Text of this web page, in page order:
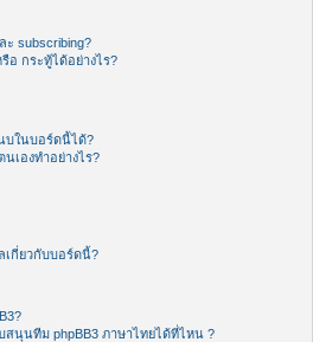
ะ subscribing?
อ กระทู้ได้อย่างไร?
บในบอร์ดนี้ได้?
เองทำอย่างไร?
กี่ยวกับบอร์ดนี้?
นุนทีม phpBB3 ภาษาไทยได้ที่ไหน ?